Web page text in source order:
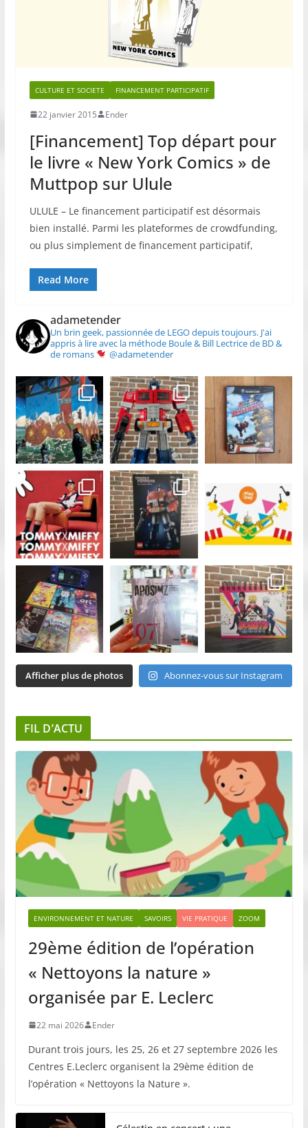
CULTURE ET SOCIETE FINANCEMENT PARTICIPATIF
22 janvier 2015 Ender
[Financement] Top départ pour
le livre « New York Comics » de
Muttpop sur Ulule
ULULE – Le financement participatif est désormais
bien installé. Parmi les plateformes de crowdfunding,
ou plus simplement de financement participatif,
Read More
adametender
Un brin geek, passionnée de LEGO depuis toujours.J'ai
appris à lire avec la méthode Boule & Bill Lectrice de BD &
de romans
@adametender
Afficher plus de photos Abonnez-vous sur Instagram
FIL D’ACTU
ENVIRONNEMENT ET NATURE SAVOIRS VIE PRATIQUE ZOOM
29ème édition de l’opération
« Nettoyons la nature »
organisée par E. Leclerc
22 mai 2026 Ender
Durant trois jours, les 25, 26 et 27 septembre 2026 les
Centres E.Leclerc organisent la 29ème édition de
l’opération « Nettoyons la Nature ».